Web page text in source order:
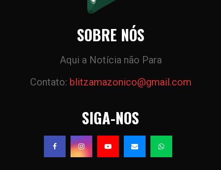
SOBRE NÓS
Aqui a Notícia não Para
Contato: blitzamazonico@gmail.com
SIGA-NOS